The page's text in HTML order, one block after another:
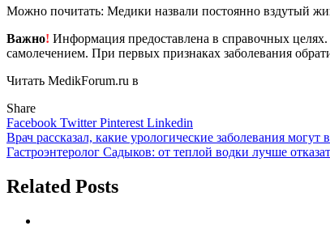
Можно почитать: Медики назвали постоянно вздутый
Важно! Информация предоставлена в справочных
самолечением. При первых признаках заболевания
Читать MedikForum.ru в
Share
Facebook TwitterPinterest Linkedin
Навигация
по
записям
Врач рассказал, какие урологические заболевания могут
Гастроэнтеролог Садыков: от теплой водки лучше
Related Posts